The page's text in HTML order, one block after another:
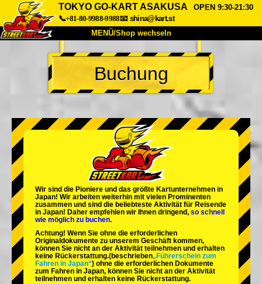
TOKYO GO-KART ASAKUSA
OPEN 9:30-21:30
📞+81-80-9988-9988📧 shina@kart.st
MENÜ/Shop wechseln
START
Über uns Spezifikationen Preise
Unternehmen Buchung
Shop wechseln
Tokio Shinagawa Tokio Akihabara#1
Tokio Akihabara#2
Tokio Shibuya Annex Tokio Bucht
Tokio Asakusa Osaka
Okinawa
Buchung
Wir sind die Pioniere und das größte Kartunternehmen in
Japan! Wir arbeiten weiterhin mit vielen Prominenten
zusammen und sind die beliebteste Aktivität für Reisende
in Japan! Daher empfehlen wir Ihnen dringend, so schnell
wie möglich zu buchen.
Achtung! Wenn Sie ohne die erforderlichen
Originaldokumente zu unserem Geschäft kommen,
können Sie nicht an der Aktivität teilnehmen und erhalten
keine Rückerstattung.(beschrieben„Führerschein zum
Fahren in Japan“) ohne die erforderlichen Dokumente
zum Fahren in Japan, können Sie nicht an der Aktivität
teilnehmen und erhalten keine Rückerstattung.